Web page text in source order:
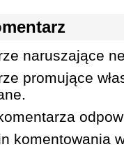
naruszające
promujące
komentowania